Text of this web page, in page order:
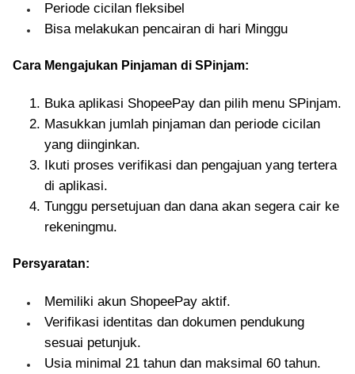
Periode cicilan fleksibel
Bisa melakukan pencairan di hari Minggu
Cara Mengajukan Pinjaman di SPinjam:
Buka aplikasi ShopeePay dan pilih menu SPinjam.
Masukkan jumlah pinjaman dan periode cicilan
yang diinginkan.
Ikuti proses verifikasi dan pengajuan yang tertera
di aplikasi.
Tunggu persetujuan dan dana akan segera cair ke
rekeningmu.
Persyaratan:
Memiliki akun ShopeePay aktif.
Verifikasi identitas dan dokumen pendukung
sesuai petunjuk.
Usia minimal 21 tahun dan maksimal 60 tahun.